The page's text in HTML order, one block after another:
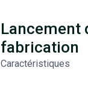
Lancement
fabrication
Caractéristiques